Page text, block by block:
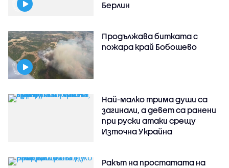
Берлин
Продължава битката с
пожара край Бобошево
Най-малко трима души са
загинали, а девет са ранени
при руски атаки срещу
Източна Украйна
Ракът на простатата на